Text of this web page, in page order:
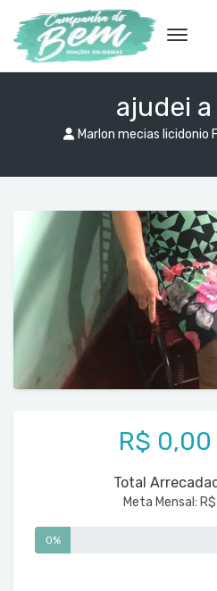
ajudei a
Marlon mecias licidonio
R$ 0,00
Total
Meta Mensal:
0%